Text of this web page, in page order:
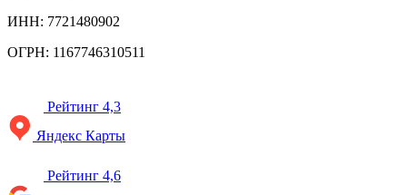
ИНН: 7721480902
ОГРН: 1167746310511
Рейтинг 4,3
Яндекс Карты
Рейтинг 4,6